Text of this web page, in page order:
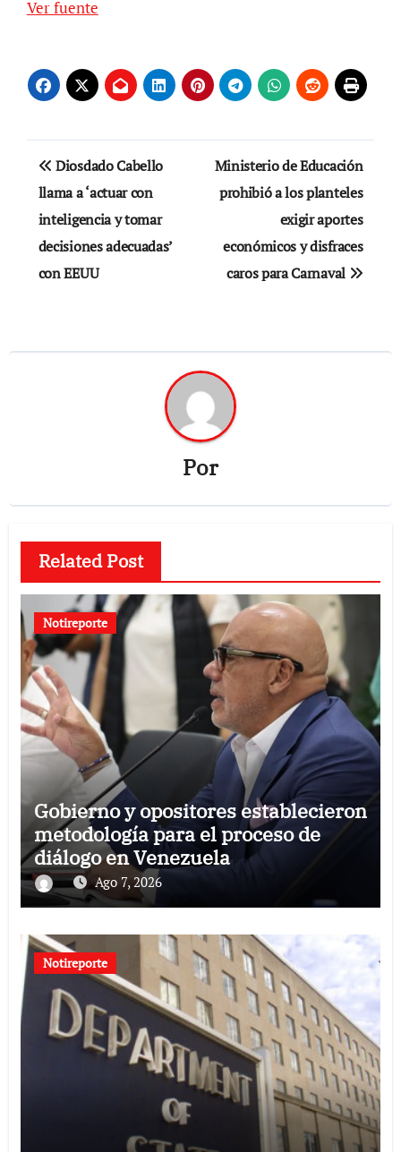
Ver fuente
Navegación
de
entradas
Diosdado Cabello
llama a ‘actuar con
inteligencia y tomar
decisiones adecuadas’
con EEUU
Ministerio de Educación
prohibió a los planteles
exigir aportes
económicos y disfraces
caros para Carnaval
Por
Related Post
Notireporte
Gobierno y opositores establecieron
metodología para el proceso de
diálogo en Venezuela
Ago 7, 2026
Notireporte